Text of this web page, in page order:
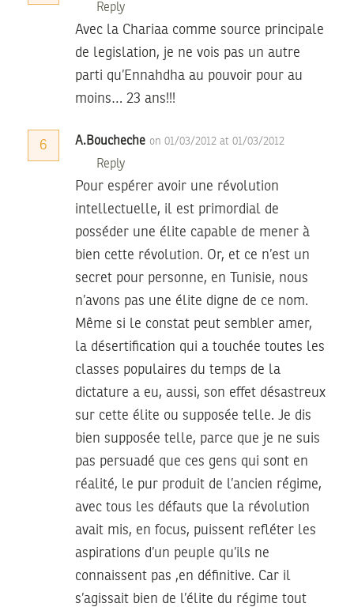
Reply
Avec la Chariaa comme source principale
de legislation, je ne vois pas un autre
parti qu’Ennahdha au pouvoir pour au
moins… 23 ans!!!
6 A.Boucheche on 01/03/2012 at 01/03/2012
Reply
Pour espérer avoir une révolution
intellectuelle, il est primordial de
posséder une élite capable de mener à
bien cette révolution. Or, et ce n’est un
secret pour personne, en Tunisie, nous
n’avons pas une élite digne de ce nom.
Même si le constat peut sembler amer,
la désertification qui a touchée toutes les
classes populaires du temps de la
dictature a eu, aussi, son effet désastreux
sur cette élite ou supposée telle. Je dis
bien supposée telle, parce que je ne suis
pas persuadé que ces gens qui sont en
réalité, le pur produit de l’ancien régime,
avec tous les défauts que la révolution
avait mis, en focus, puissent refléter les
aspirations d’un peuple qu’ils ne
connaissent pas ,en définitive. Car il
s’agissait bien de l’élite du régime tout